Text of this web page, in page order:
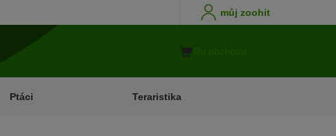
můj zoohit
Ptáci Teraristika